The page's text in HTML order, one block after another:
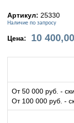
Артикул: 25330
Наличие по запросу
Цена: 10 400,00
От 50 000 руб. -
От 100 000 руб. -